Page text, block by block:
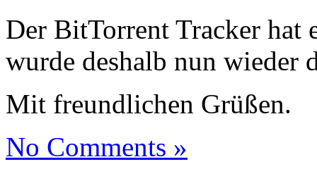
Der BitTorrent Tracker hat
wurde deshalb nun wieder
Mit freundlichen Grüßen.
No Comments »